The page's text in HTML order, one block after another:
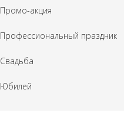
Промо-акция
Профессиональный праздник
Свадьба
Юбилей